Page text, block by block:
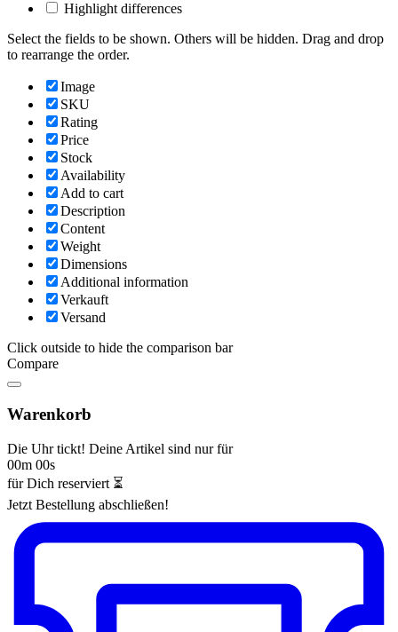
Highlight differences
Select the fields to be shown. Others will be hidden. Drag and drop
to rearrange the order.
Image
SKU
Rating
Price
Stock
Availability
Add to cart
Description
Content
Weight
Dimensions
Additional information
Verkauft
Versand
Click outside to hide the comparison bar
Compare
Warenkorb
Die Uhr tickt! Deine Artikel sind nur für
00m 00s
für Dich reserviert ⏳
Jetzt Bestellung abschließen!